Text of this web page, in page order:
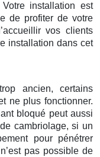
installation est
de profiter de votre
vos clients
installation dans cet
ancien, certains
ne plus fonctionner.
bloqué peut aussi
cambriolage, si un
pour pénétrer
pas possible de